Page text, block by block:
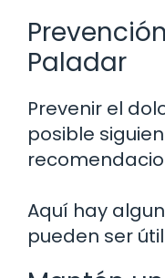
Paladar
Prevenir el
posible
Aquí hay
pueden ser